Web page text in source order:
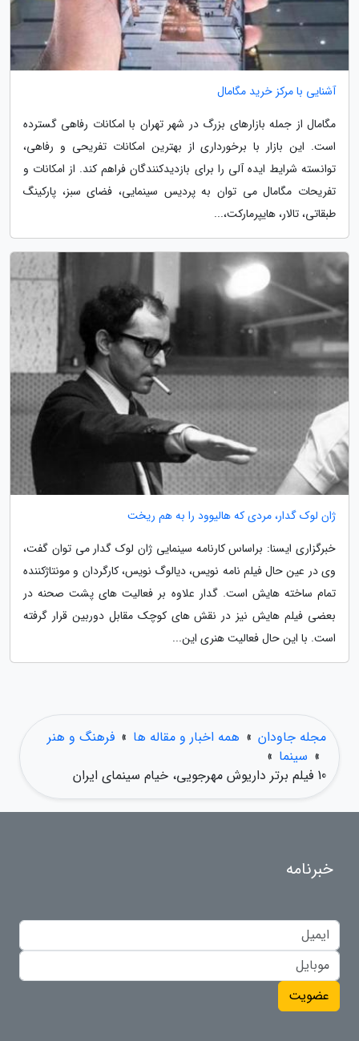
آشنایی با مرکز خرید مگامال
مگامال از جمله بازارهای بزرگ در شهر تهران با امکانات رفاهی گسترده
است. این بازار با برخورداری از بهترین امکانات تفریحی و رفاهی،
توانسته شرایط ایده آلی را برای بازدیدکنندگان فراهم کند. از امکانات و
تفریحات مگامال می توان به پردیس سینمایی، فضای سبز، پارکینگ
طبقاتی، تالار، هایپرمارکت،...
ژان لوک گدار، مردی که هالیوود را به هم ریخت
خبرگزاری ایسنا: براساس کارنامه سینمایی ژان لوک گدار می توان گفت،
وی در عین حال فیلم نامه نویس، دیالوگ نویس، کارگردان و مونتاژکننده
تمام ساخته هایش است. گدار علاوه بر فعالیت های پشت صحنه در
بعضی فیلم هایش نیز در نقش های کوچک مقابل دوربین قرار گرفته
است. با این حال فعالیت هنری این...
مجله جاودان » همه اخبار و مقاله ها » فرهنگ و هنر
» سینما »
10 فیلم برتر داریوش مهرجویی، خیام سینمای ایران
خبرنامه
عضویت